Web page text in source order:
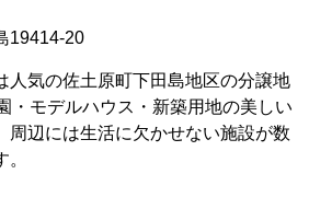
19414-20
人気の佐土原町下田島地区の分譲地
・モデルハウス・新築用地の美しい
周辺には生活に欠かせない施設が数